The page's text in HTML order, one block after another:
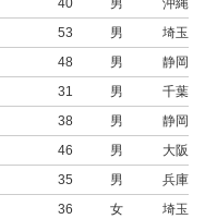
40 男
沖縄県
53 男
埼玉県
48 男
静岡県
31 男
千葉県
38 男
静岡県
46 男
大阪府
35 男
兵庫県
36 女
埼玉県